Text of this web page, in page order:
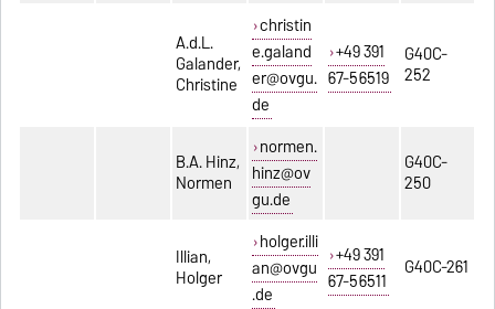
A.d.L.
Galander,
Christine
christin
e.galand
er@ovgu.
de
+49 391
67-56519
G40C-
252
B.A. Hinz,
Normen
normen.
hinz@ov
gu.de
G40C-
250
Illian,
Holger
holger.illi
an@ovgu
.de
+49 391
67-56511
G40C-261